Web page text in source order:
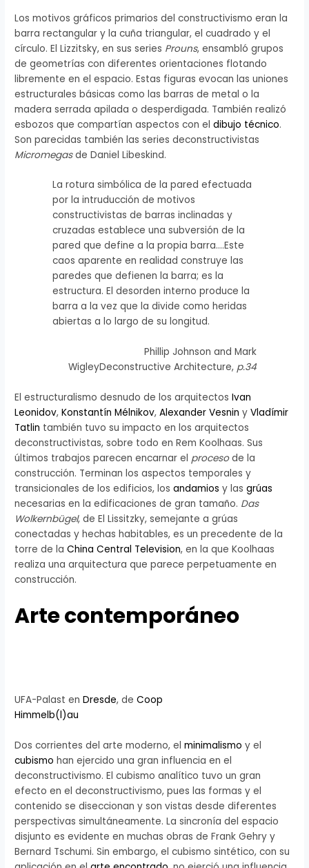
Los motivos gráficos primarios del constructivismo eran la
barra rectangular y la cuña triangular, el cuadrado y el
círculo. El Lizzitsky, en sus series Prouns, ensambló grupos
de geometrías con diferentes orientaciones flotando
libremente en el espacio. Estas figuras evocan las uniones
estructurales básicas como las barras de metal o la
madera serrada apilada o desperdigada. También realizó
esbozos que compartían aspectos con eldibujo técnico.
Son parecidas también las series deconstructivistas
Micromegasde Daniel Libeskind.
La rotura simbólica de la pared efectuada
por la intruducción de motivos
constructivistas de barras inclinadas y
cruzadas establece una subversión de la
pared que define a la propia barra….Este
caos aparente en realidad construye las
paredes que defienen la barra; es la
estructura. El desorden interno produce la
barra a la vez que la divide como heridas
abiertas a lo largo de su longitud.
Phillip Johnson and Mark
WigleyDeconstructive Architecture, p.34
El estructuralismo desnudo de los arquitectosIvan
Leonidov,Konstantín Mélnikov,Alexander Vesnin yVladímir
Tatlin también tuvo su impacto en los arquitectos
deconstructivistas, sobre todo en Rem Koolhaas. Sus
últimos trabajos parecen encarnar el procesode la
construcción. Terminan los aspectos temporales y
transicionales de los edificios, losandamios y lasgrúas
necesarias en la edificaciones de gran tamaño. Das
Wolkernbügel, de El Lissitzky, semejante a grúas
conectadas y hechas habitables, es un precedente de la
torre de laChina Central Television, en la que Koolhaas
realiza una arquitectura que parece perpetuamente en
construcción.
Arte contemporáneo
UFA-Palast enDresde, deCoop
Himmelb(l)au
Dos corrientes del arte moderno, elminimalismo y el
cubismo han ejercido una gran influencia en el
deconstructivismo. El cubismo analítico tuvo un gran
efecto en el deconstructivismo, pues las formas y el
contenido se diseccionan y son vistas desde diferentes
perspectivas simultáneamente. La sincronía del espacio
disjunto es evidente en muchas obras de Frank Gehry y
Bernard Tschumi. Sin embargo, el cubismo sintético, con su